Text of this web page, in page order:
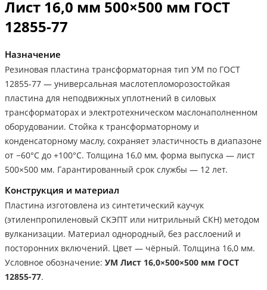
Лист 16,0 мм 500×500 мм ГОСТ
12855-77
Назначение
Резиновая пластина трансформаторная тип УМ по ГОСТ
12855-77 — универсальная маслотепломорозостойкая
пластина для неподвижных уплотнений в силовых
трансформаторах и электротехническом маслонаполненном
оборудовании. Стойка к трансформаторному и
конденсаторному маслу, сохраняет эластичность в диапазоне
от −60°С до +100°С. Толщина 16,0 мм, форма выпуска — лист
500×500 мм. Гарантированный срок службы — 12 лет.
Конструкция и материал
Пластина изготовлена из синтетический каучук
(этиленпропиленовый СКЭПТ или нитрильный СКН) методом
вулканизации. Материал однородный, без расслоений и
посторонних включений. Цвет — чёрный. Толщина 16,0 мм.
Условное обозначение: УМ Лист 16,0×500×500 мм ГОСТ
12855-77.